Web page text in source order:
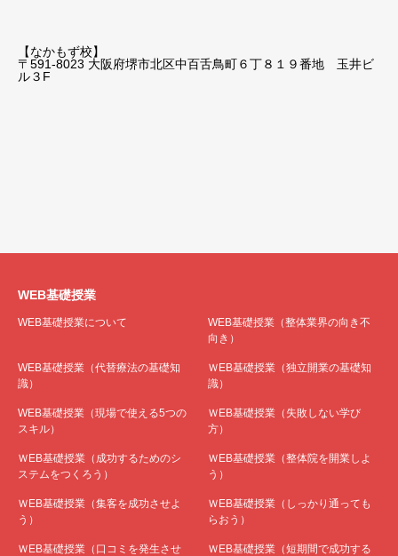
【なかもず校】
〒591-8023 大阪府堺市北区中百舌鳥町６丁８１９番地 玉井ビ
ル３F
WEB基礎授業
WEB基礎授業について
WEB基礎授業（整体業界の向き不
向き）
WEB基礎授業（代替療法の基礎知
識）
ＷEB基礎授業（独立開業の基礎知
識）
WEB基礎授業（現場で使える5つの
スキル）
ＷEB基礎授業（失敗しない学び
方）
ＷEB基礎授業（成功するためのシ
ステムをつくろう）
ＷEB基礎授業（整体院を開業しよ
う）
ＷEB基礎授業（集客を成功させよ
う）
ＷEB基礎授業（しっかり通っても
らおう）
ＷEB基礎授業（口コミを発生させ ＷEB基礎授業（短期間で成功する